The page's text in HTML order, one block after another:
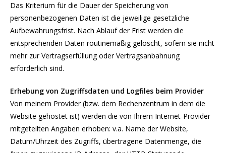
Das Kriterium für die Dauer der Speicherung von
personenbezogenen Daten ist die jeweilige gesetzliche
Aufbewahrungsfrist. Nach Ablauf der Frist werden die
entsprechenden Daten routinemäßig gelöscht, sofern sie nicht
mehr zur Vertragserfüllung oder Vertragsanbahnung
erforderlich sind.
Erhebung von Zugriffsdaten und Logfiles beim Provider
Von meinem Provider (bzw. dem Rechenzentrum in dem die
Website gehostet ist) werden die von Ihrem Internet-Provider
mitgeteilten Angaben erhoben: v.a. Name der Website,
Datum/Uhrzeit des Zugriffs, übertragene Datenmenge, die